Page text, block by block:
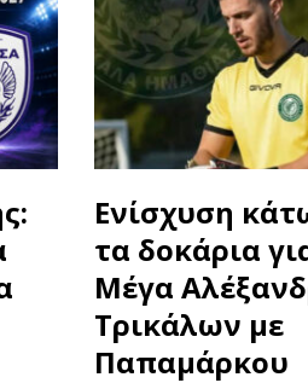
Ενίσχυση
τα δοκάρια
Μέγα
Τρικάλων με
Παπαμάρκου